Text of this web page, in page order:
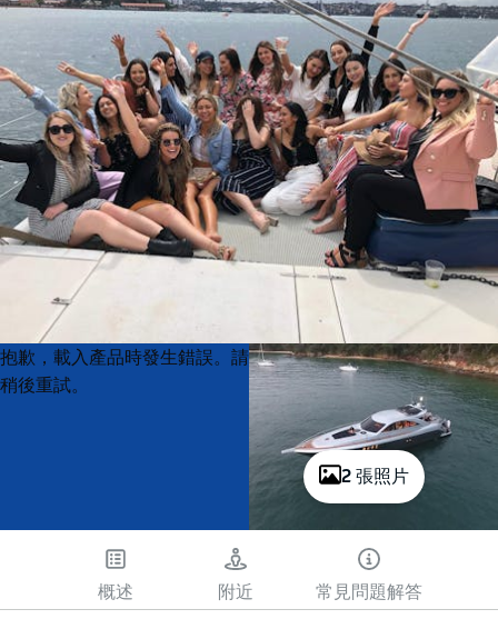
2 張照片
Product
List
Product
List
抱歉，載入產品時發生錯誤。請
稍後重試。
概述 附近 常見問題解答